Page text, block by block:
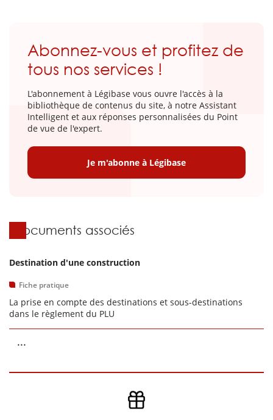
Abonnez-vous et profitez de
tous nos services !
L'abonnement à Légibase vous ouvre l'accès à la
bibliothèque de contenus du site, à notre Assistant
Intelligent et aux réponses personnalisées du Point
de vue de l'expert.
Je m'abonne à Légibase
Documents associés
Destination d'une construction
Fiche pratique
La prise en compte des destinations et sous-destinations
dans le règlement du PLU
...